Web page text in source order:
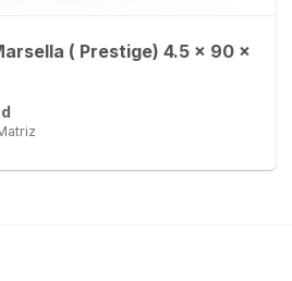
( Prestige) 4.5 x 90 x